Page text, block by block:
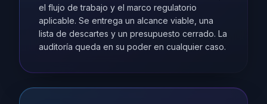
el flujo de trabajo y el marco regulatorio
aplicable. Se entrega un alcance viable, una
lista de descartes y un presupuesto cerrado. La
auditoría queda en su poder en cualquier caso.